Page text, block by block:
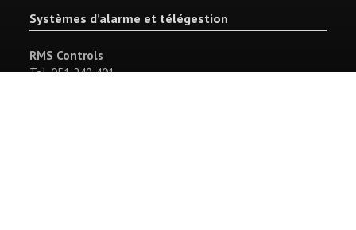
Systèmes d’alarme et télégestion
RMS Controls
Tel. 051 249 401